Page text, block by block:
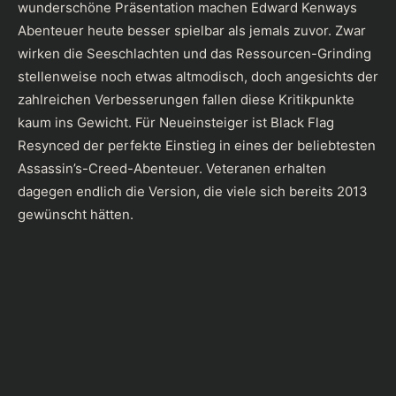
wunderschöne Präsentation machen Edward Kenways
Abenteuer heute besser spielbar als jemals zuvor. Zwar
wirken die Seeschlachten und das Ressourcen-Grinding
stellenweise noch etwas altmodisch, doch angesichts der
zahlreichen Verbesserungen fallen diese Kritikpunkte
kaum ins Gewicht. Für Neueinsteiger ist Black Flag
Resynced der perfekte Einstieg in eines der beliebtesten
Assassin’s-Creed-Abenteuer. Veteranen erhalten
dagegen endlich die Version, die viele sich bereits 2013
gewünscht hätten.